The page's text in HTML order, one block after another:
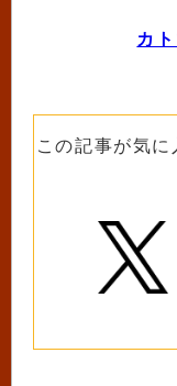
カ
この記事が気